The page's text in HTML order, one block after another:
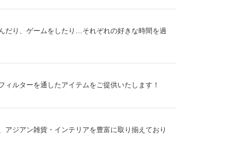
だり、ゲームをしたり…それぞれの好きな時間を過
ルターを通したアイテムをご提供いたします！
アジアン雑貨・インテリアを豊富に取り揃えており